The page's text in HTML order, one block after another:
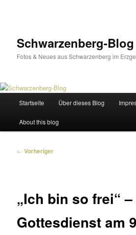
Schwarzenberg-Blog
Fotos & Neues aus Schwarzenberg im
Startseite Über dieses Blog
About this blog
Beitragsnavigation
← Vorheriger
„Ich bin so frei“
Gottesdienst am